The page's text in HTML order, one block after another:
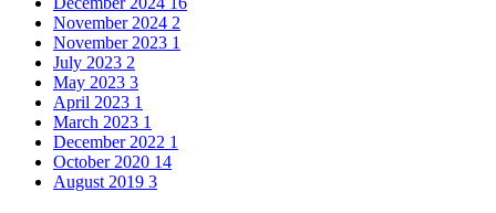
November 2024 2
November 2023 1
July 2023 2
May 2023 3
April 2023 1
March 2023 1
December 2022 1
October 2020 14
August 2019 3